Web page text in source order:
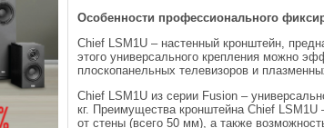
Особенности профессионального
Chief LSM1U – настенный кронштейн,
этого универсального крепления можно
плоскопанельных телевизоров и
Chief LSM1U из серии Fusion –
кг. Преимущества кронштейна Chief LSM1U
от стены (всего 50 мм), а также